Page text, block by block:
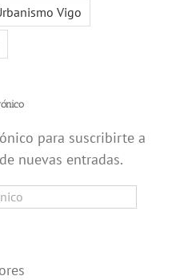
Vigo
para suscribirte a
nuevas entradas.